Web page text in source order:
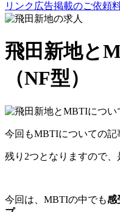
リンク 広告掲載のご依頼
飛田新地と
（NF型）
今回もMBTIについての記
残り2つとなりますので、
今回は、MBTIの中でも感